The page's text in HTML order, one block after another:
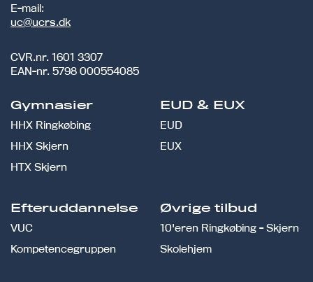
E-mail:
uc@ucrs.dk
CVR.nr. 1601 3307
EAN-nr. 5798 000554085
Gymnasier
HHX Ringkøbing
HHX Skjern
HTX Skjern
EUD & EUX
EUD
EUX
Efteruddannelse
VUC
Kompetencegruppen
Øvrige tilbud
10'eren Ringkøbing - Skjern
Skolehjem